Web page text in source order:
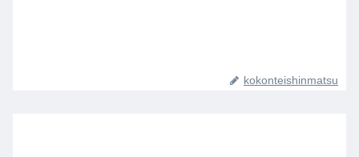
kokonteishinmatsu